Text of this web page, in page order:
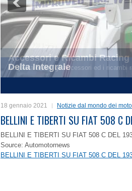
Delta Integrale
18 gennaio 2021 Notizie dal mondo dei
BELLINI E TIBERTI SU FIAT 508 C
BELLINI E TIBERTI SU FIAT 508 C DEL
Source: Automotornews
BELLINI E TIBERTI SU FIAT 508 C DEL